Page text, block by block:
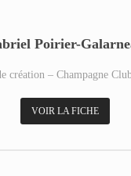
Poirier-
création – Champagne
VOIR LA FICHE